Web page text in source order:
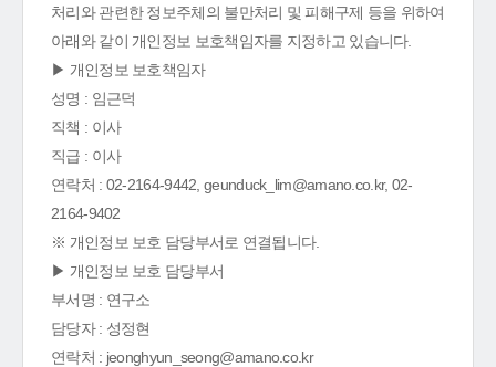
처리와 관련한 정보주체의 불만처리 및 피해구제 등을 위하여
아래와 같이 개인정보 보호책임자를 지정하고 있습니다.
▶ 개인정보 보호책임자
성명 : 임근덕
직책 : 이사
직급 : 이사
연락처 : 02-2164-9442, geunduck_lim@amano.co.kr, 02-
2164-9402
※ 개인정보 보호 담당부서로 연결됩니다.
▶ 개인정보 보호 담당부서
부서명 : 연구소
담당자 : 성정현
연락처 : jeonghyun_seong@amano.co.kr